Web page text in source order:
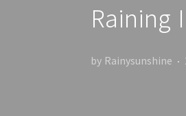
Raining
by Rainysunshine